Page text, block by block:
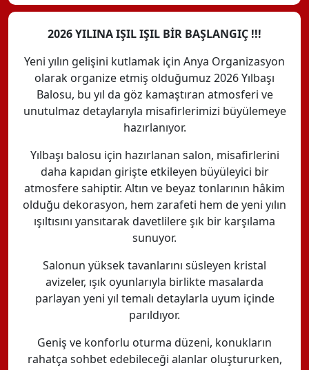
2026 YILINA IŞIL IŞIL BİR BAŞLANGIÇ !!!
Yeni yılın gelişini kutlamak için Anya Organizasyon
olarak organize etmiş olduğumuz 2026 Yılbaşı
Balosu, bu yıl da göz kamaştıran atmosferi ve
unutulmaz detaylarıyla misafirlerimizi büyülemeye
hazırlanıyor.
Yılbaşı balosu için hazırlanan salon, misafirlerini
daha kapıdan girişte etkileyen büyüleyici bir
atmosfere sahiptir. Altın ve beyaz tonlarının hâkim
olduğu dekorasyon, hem zarafeti hem de yeni yılın
ışıltısını yansıtarak davetlilere şık bir karşılama
sunuyor.
Salonun yüksek tavanlarını süsleyen kristal
avizeler, ışık oyunlarıyla birlikte masalarda
parlayan yeni yıl temalı detaylarla uyum içinde
parıldıyor.
Geniş ve konforlu oturma düzeni, konukların
rahatça sohbet edebileceği alanlar oluştururken,